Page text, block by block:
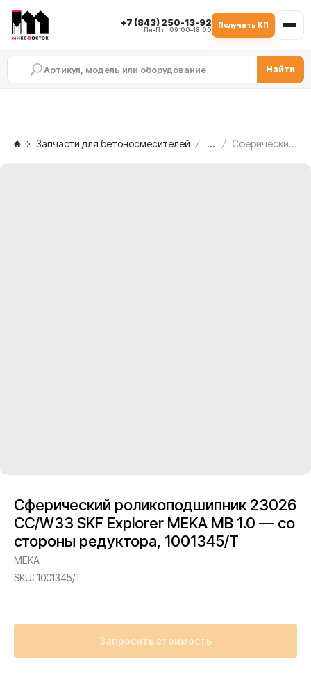
+7 (843) 250-13-92
Пн–Пт · 09:00–18:00
Получить КП
Найти
Запчасти для бетоносмесителей ... Сферический роликоподшипник 23026 CC/W33 SKF Explorer MEKA MB 1.0 — со стороны редуктора, 1001345/T
Сферический роликоподшипник 23026
CC/W33 SKF Explorer MEKA MB 1.0 — со
стороны редуктора, 1001345/T
MEKA
SKU: 1001345/T
Запросить стоимость